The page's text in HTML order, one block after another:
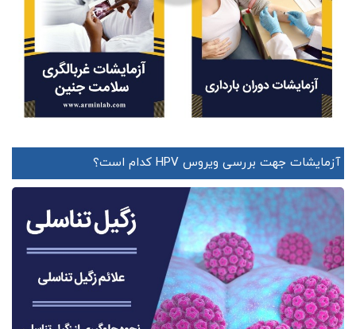
آزمایشات جهت بررسی ویروس HPV کدام است؟